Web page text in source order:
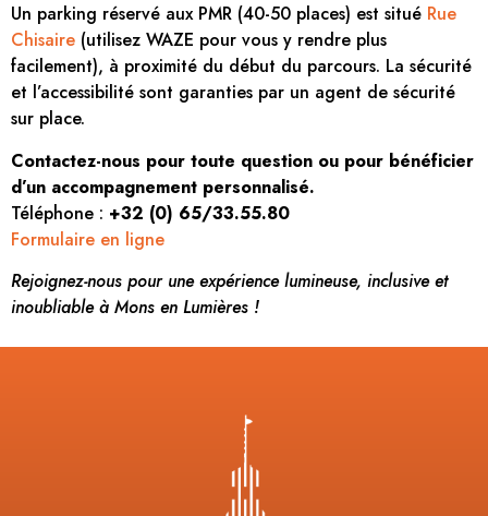
Un parking réservé aux PMR (40-50 places) est situé Rue
Chisaire (utilisez WAZE pour vous y rendre plus
facilement), à proximité du début du parcours. La sécurité
et l’accessibilité sont garanties par un agent de sécurité
sur place.
Contactez-nous pour toute question ou pour bénéficier
d’un accompagnement personnalisé.
Téléphone : +32 (0) 65/33.55.80
Formulaire en ligne
Rejoignez-nous pour une expérience lumineuse, inclusive et
inoubliable à Mons en Lumières !